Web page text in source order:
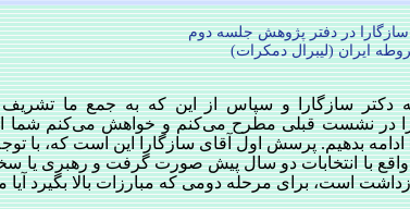
در دفتر پژوهش جلسه دوم
ایران (لیبرال دمکرات)
دکتر سازگارا و سپاس از این که به جمع ما
در نشست قبلی مطرح می‌کنم و خواهش می‌کنم شما اگر
ادامه بدهیم. پرسش اول آقای سازگارا این است که، با
با انتخابات دو سال پیش صورت گرفت و رهبری یا
است، برای مرحله دومی که مبارزات بالا بگیرد آیا